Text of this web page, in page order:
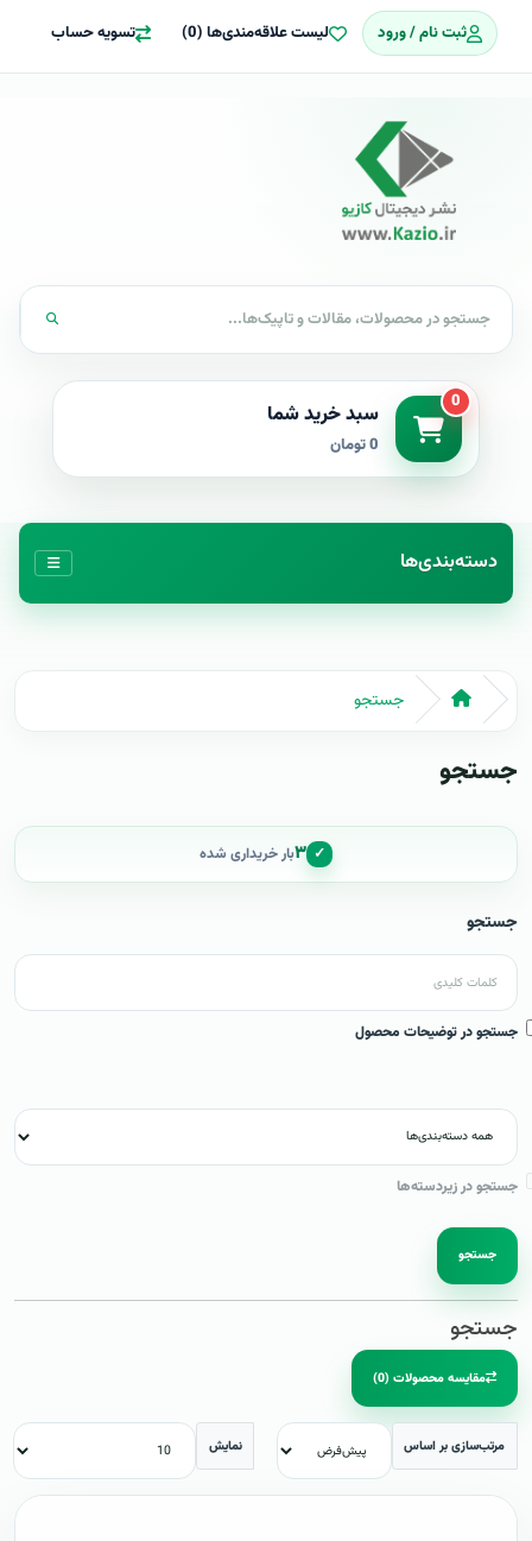
ثبت نام / ورود لیست علاقه‌مندی‌ها (0) تسویه حساب
0 سبد خرید شما
0 تومان
دسته‌بندی‌ها
جستجو
جستجو
✓ ۳بار خریداری شده
جستجو
جستجو در توضیحات محصول
جستجو در زیردسته‌ها
جستجو
جستجو
مقایسه محصولات (0)
مرتب‌سازی بر اساس نمایش